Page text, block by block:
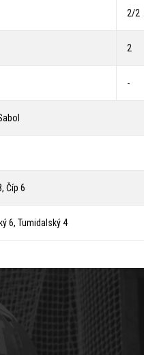
2/2
2
-
Číp 6
6, Tumidalský 4